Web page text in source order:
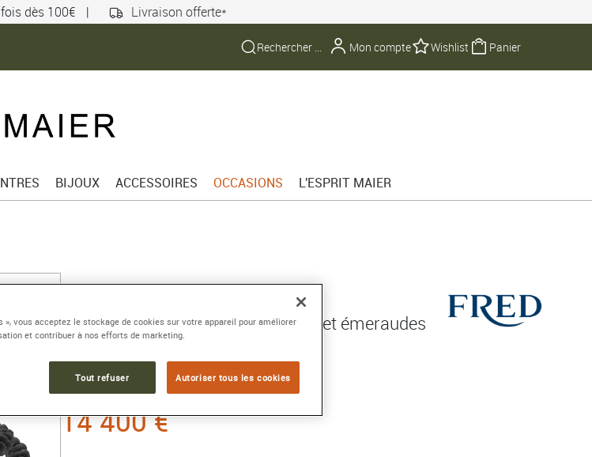
dès 100€ | Livraison offerte*
Mon compte Wishlist Panier
BIJOUX ACCESSOIRES OCCASIONS L'ESPRIT MAIER
BRACELET FORCE 10
Grand modèle or jaune 750/1000e et émeraudes
FORCE 10
14 400 €
», vous acceptez le stockage de cookies sur votre appareil pour améliorer
et contribuer à nos efforts de marketing.
Tout refuser Autoriser tous les cookies